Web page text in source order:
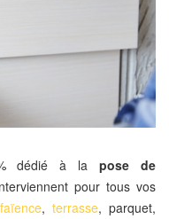
dédié à lapose de
pour tous vos
faïence,terrasse, parquet,